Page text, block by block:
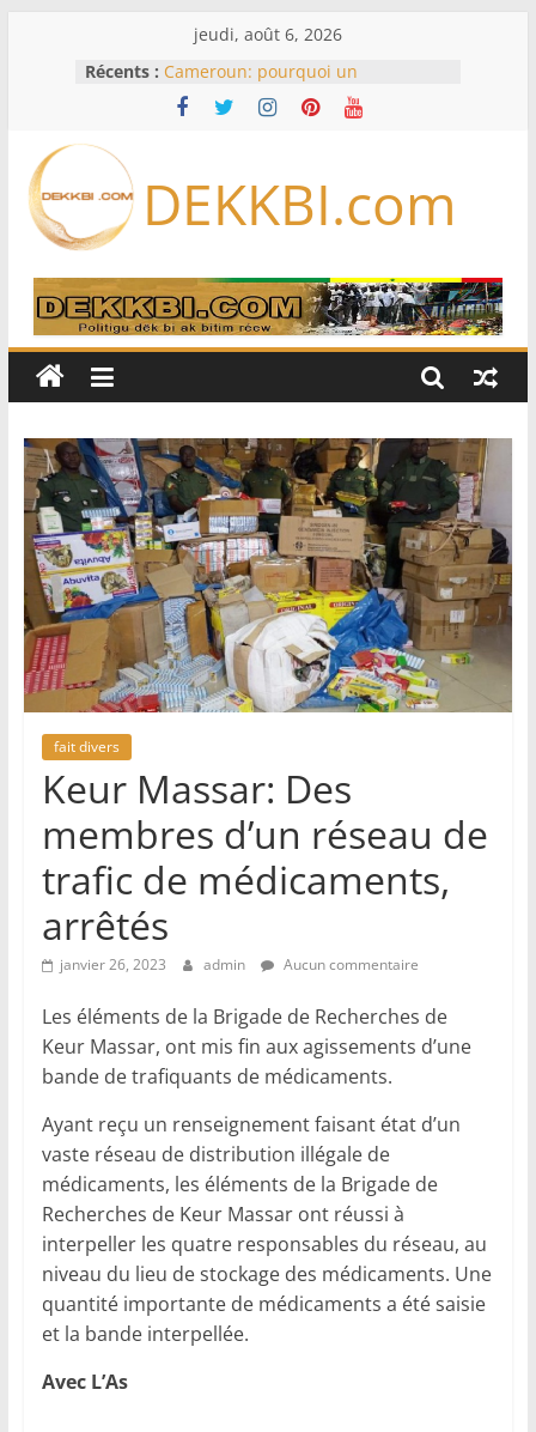
jeudi, août 6, 2026
Récents : Cameroun: pourquoi un
remaniement au sommet de
l’armée alors que Paul Biya est hors
logiciels écrits par l’IA, dominé par
Anthropic et OpenAI
Disney s’associe à TikTok pour tirer
davantage profit de ses univers
légendaires
France – Algérie: l’affaire Mehdi
policière contre le narcotrafic
DEKKBI.com
fait divers
Keur Massar: Des
membres d’un réseau de
trafic de médicaments,
arrêtés
janvier 26, 2023 admin Aucun commentaire
Les éléments de la Brigade de Recherches de
Keur Massar, ont mis fin aux agissements d’une
bande de trafiquants de médicaments.
Ayant reçu un renseignement faisant état d’un
vaste réseau de distribution illégale de
médicaments, les éléments de la Brigade de
Recherches de Keur Massar ont réussi à
interpeller les quatre responsables du réseau, au
niveau du lieu de stockage des médicaments. Une
quantité importante de médicaments a été saisie
et la bande interpellée.
Avec L’As